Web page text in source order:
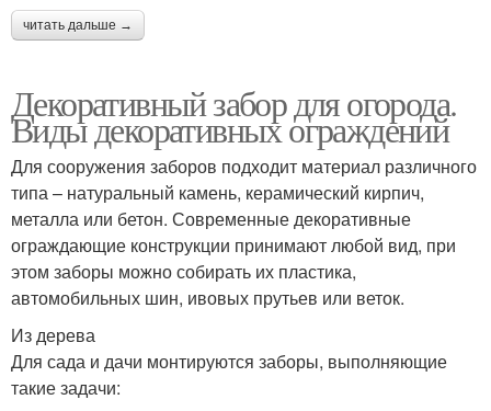
читать дальше →
Декоративный забор для огорода.
Виды декоративных ограждений
Для сооружения заборов подходит материал различного
типа – натуральный камень, керамический кирпич,
металла или бетон. Современные декоративные
ограждающие конструкции принимают любой вид, при
этом заборы можно собирать их пластика,
автомобильных шин, ивовых прутьев или веток.
Из дерева
Для сада и дачи монтируются заборы, выполняющие
такие задачи: